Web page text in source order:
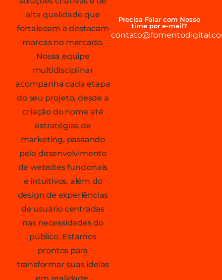
alta qualidade que
fortalecem e destacam
marcas no mercado.
Nossa equipe
multidisciplinar
acompanha cada etapa
do seu projeto, desde a
criação do nome até
estratégias de
marketing, passando
pelo desenvolvimento
de websites funcionais
e intuitivos, além do
design de experiências
de usuário centradas
nas necessidades do
público. Estamos
prontos para
transformar suas ideias
Precisa Falar com Nosso
time por e-mail?